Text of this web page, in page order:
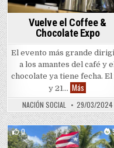
Vuelve el Coffee &
Chocolate Expo
El evento más grande
a los amantes del café y
chocolate ya tiene fecha. El
y 21… Más Vuelve
NACIÓN SOCIAL 29/03/2024
0
Posted in